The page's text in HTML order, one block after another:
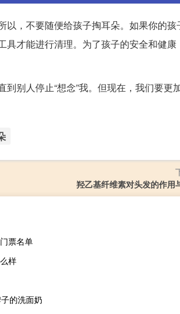
，不要随便给孩子掏耳朵。如果你的孩
才能进行清理。为了孩子的安全和健康
别人停止“想念”我。但现在，我们要更
羟乙基纤维素对头发的作用
票名单
样
的洗面奶